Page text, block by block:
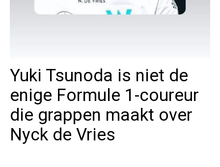
Yuki Tsunoda is niet de
enige Formule 1-coureur
die grappen maakt over
Nyck de Vries